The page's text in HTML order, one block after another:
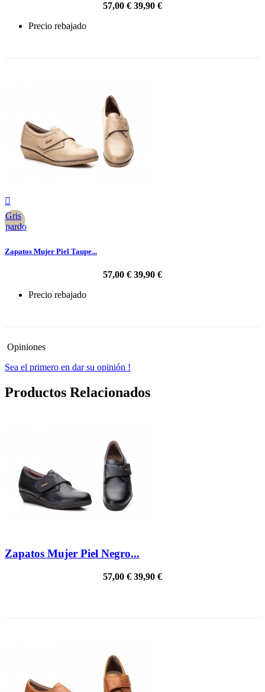
57,00 € 39,90 €
Precio rebajado

Gris
pardo
Zapatos Mujer Piel Taupe...
57,00 € 39,90 €
Precio rebajado
Opiniones
Sea el primero en dar su opinión !
Productos Relacionados
Zapatos Mujer Piel Negro...
57,00 € 39,90 €